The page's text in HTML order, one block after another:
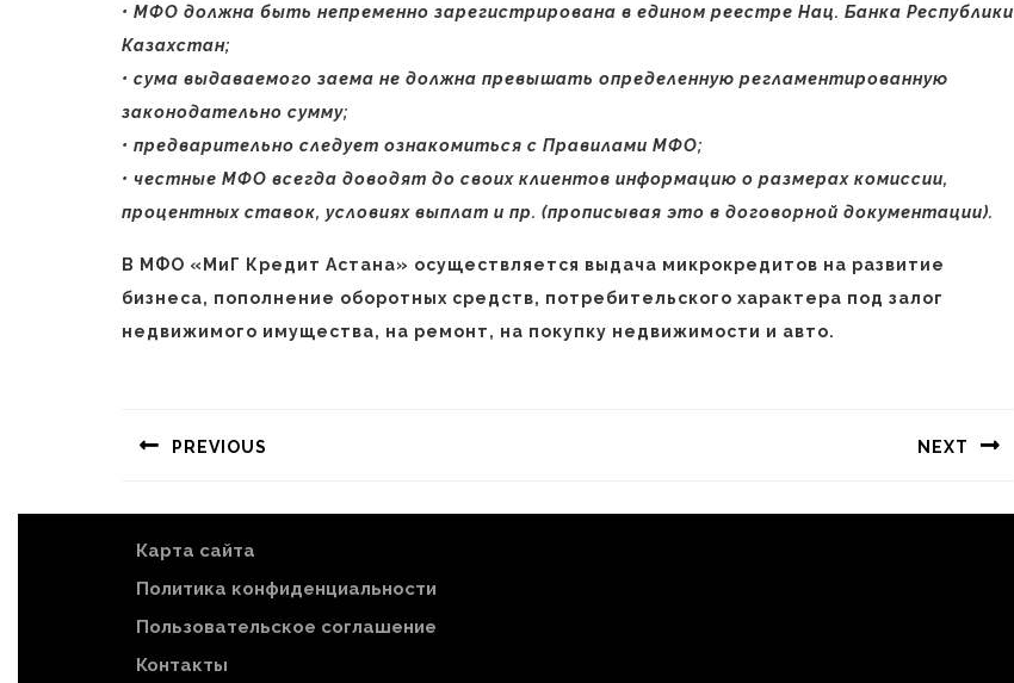
• МФО должна быть непременно зарегистрирована в едином реестре Нац. Банка Республики
Казахстан;
• сума выдаваемого заема не должна превышать определенную регламентированную
законодательно сумму;
• предварительно следует ознакомиться с Правилами МФО;
• честные МФО всегда доводят до своих клиентов информацию о размерах комиссии,
процентных ставок, условиях выплат и пр. (прописывая это в договорной документации).
В МФО «МиГ Кредит Астана» осуществляется выдача микрокредитов на развитие
бизнеса, пополнение оборотных средств, потребительского характера под залог
недвижимого имущества, на ремонт, на покупку недвижимости и авто.
по
PREVIOUS NEXT
Карта сайта
Политика конфиденциальности
Пользовательское соглашение
Контакты